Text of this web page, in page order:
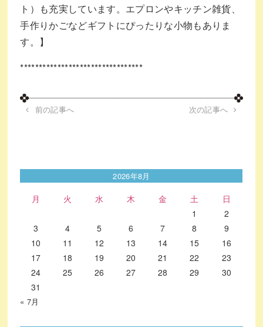
ト）も充実しています。エプロンやキッチン雑貨、
手作りかごなどギフトにぴったりな小物もありま
す。】
*********************************
前の記事へ 次の記事へ
2026年8月
月 火 水 木 金 土
日
1
2
3
4 5 6 7 8
9
10
11 12 13 14 15
16
17
18 19 20 21 22
23
24
25 26 27 28 29
30
31
« 7月